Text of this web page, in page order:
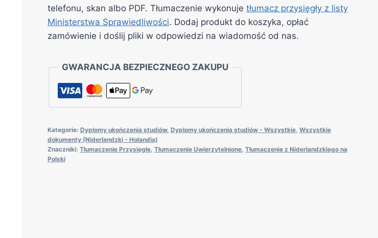
telefonu, skan albo PDF. Tłumaczenie wykonuje tłumacz przysięgły z listy
Ministerstwa Sprawiedliwości. Dodaj produkt do koszyka, opłać
zamówienie i doślij pliki w odpowiedzi na wiadomość od nas.
GWARANCJA BEZPIECZNEGO ZAKUPU
Kategorie: Dyplomy ukończenia studiów, Dyplomy ukończenia studiów - Wszystkie, Wszystkie
dokumenty (Niderlandzki - Holandia)
Znaczniki: Tłumaczenie Przysięgłe, Tłumaczenie Uwierzytelnione, Tłumaczenie z Niderlandzkiego na
Polski